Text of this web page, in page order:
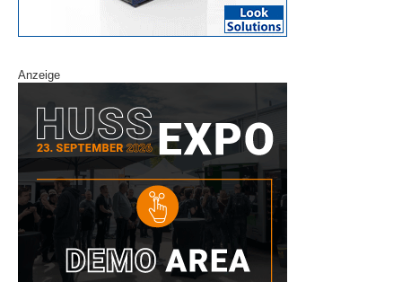
Anzeige